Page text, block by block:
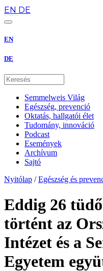
EN DE
EN
DE
Semmelweis Világ
Egészség, prevenció
Oktatás, hallgatói élet
Tudomány, innováció
Podcast
Események
Archívum
Sajtó
Nyitólap / Egészség és
Eddig 26
történt az
Intézet és a
Egyetem